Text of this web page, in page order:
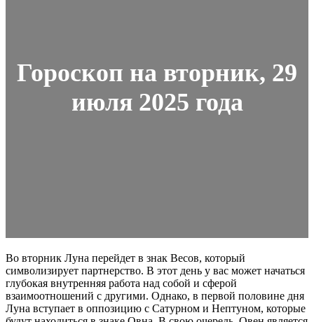
Гороскоп на вторник, 29
июля 2025 года
Во вторник Луна перейдет в знак Весов, который
символизирует партнерство. В этот день у вас может начаться
глубокая внутренняя работа над собой и сферой
взаимоотношений с другими. Однако, в первой половине дня
Луна вступает в оппозицию с Сатурном и Нептуном, которые